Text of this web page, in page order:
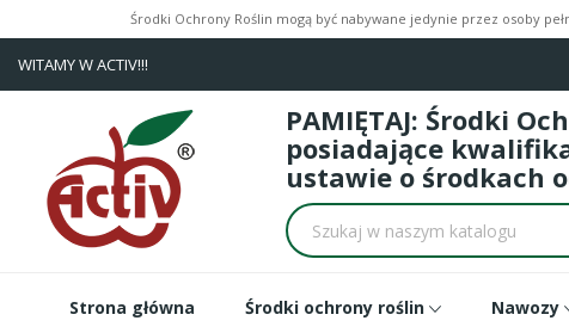
Środki Ochrony Roślin mogą być nabywane jedynie przez osoby
WITAMY W ACTIV!!!
PAMIĘTAJ: Środki
posiadające
ustawie o środkach
Strona główna Środki ochrony roślin Nawozy